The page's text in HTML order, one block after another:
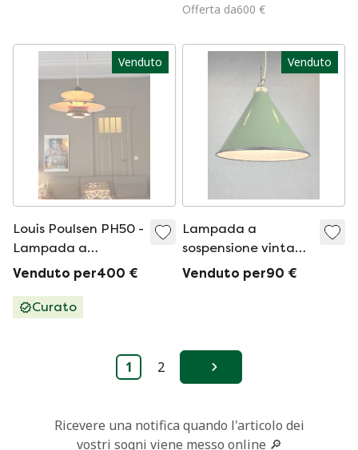
Offerta da600 €
Venduto
Louis Poulsen PH50 -
Lampada a
sospensione
~Edizione speciale~
Venduto per400 €
Curato
Venduto
Lampada a
sospensione vintage
in smalto - Verde
Venduto per90 €
1 2 Avanti
Ricevere una notifica quando l'articolo dei
vostri sogni viene messo online 🔎